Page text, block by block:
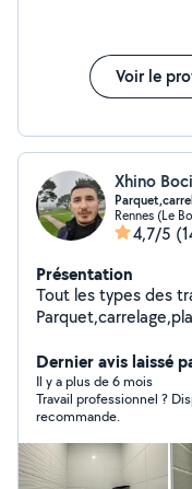
Voir le
Xhino Boci
Rennes (Le
4,7/5
Présentation
Tout les types des
Dernier avis laissé
Il y a plus de 6 mois
Travail professionnel ? Disponible et arrangeant, je
recommande.